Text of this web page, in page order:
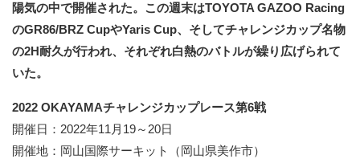
陽気の中で開催された。この週末はTOYOTA GAZOO Racing
のGR86/BRZ CupやYaris Cup、そしてチャレンジカップ名物
の2H耐久が行われ、それぞれ白熱のバトルが繰り広げられて
いた。
2022 OKAYAMAチャレンジカップレース第6戦
開催日：2022年11月19～20日
開催地：岡山国際サーキット（岡山県美作市）